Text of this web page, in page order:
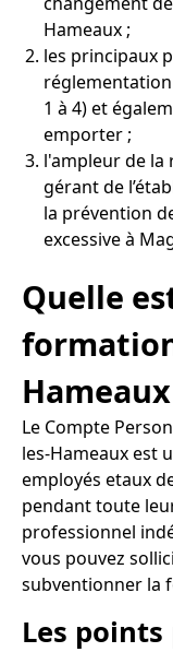
Hameaux ;
les principaux
1 à 4) et
emporter ;
l'ampleur de la
gérant de
la prévention
excessive à
Quelle
Le Compte
les-Hameaux est
employés etaux
pendant toute
professionnel
vous pouvez
subventionner la
Les points